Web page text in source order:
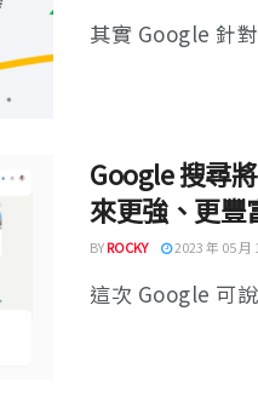
其實 Google 針
Google 搜尋
來更強、更豐
BYROCKY 2023 年 05 月
這次 Google 可